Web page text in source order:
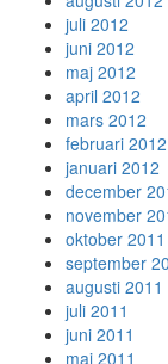
juli 2012
juni 2012
maj 2012
april 2012
mars 2012
februari 2012
januari 2012
december
november
oktober 2011
september
augusti 2011
juli 2011
juni 2011
maj 2011